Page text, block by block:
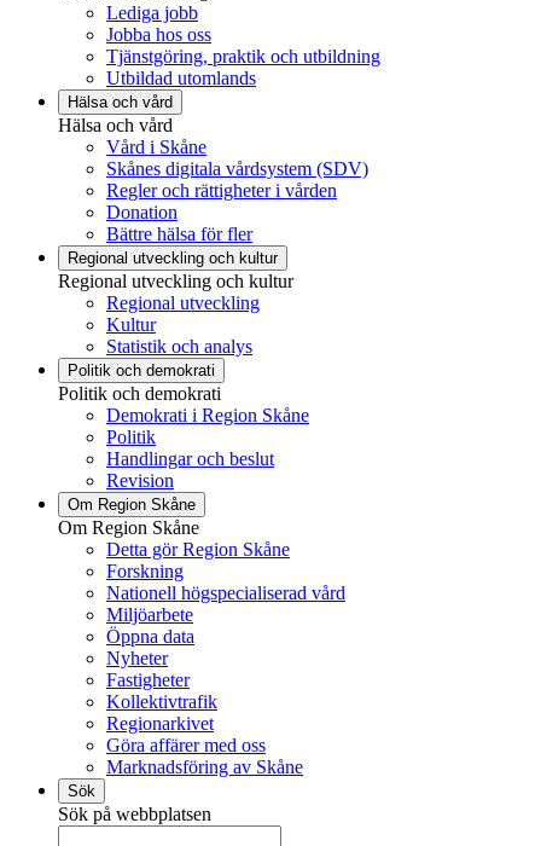
Lediga jobb
Jobba hos oss
Tjänstgöring, praktik och utbildning
Utbildad utomlands
Hälsa och vård
Hälsa och vård
Vård i Skåne
Skånes digitala vårdsystem (SDV)
Regler och rättigheter i vården
Donation
Bättre hälsa för fler
Regional utveckling och kultur
Regional utveckling och kultur
Regional utveckling
Kultur
Statistik och analys
Politik och demokrati
Politik och demokrati
Demokrati i Region Skåne
Politik
Handlingar och beslut
Revision
Om Region Skåne
Om Region Skåne
Detta gör Region Skåne
Forskning
Nationell högspecialiserad vård
Miljöarbete
Öppna data
Nyheter
Fastigheter
Kollektivtrafik
Regionarkivet
Göra affärer med oss
Marknadsföring av Skåne
Sök
Sök på webbplatsen